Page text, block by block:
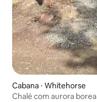
Cabana ⋅ Whitehorse
Chalé com aurora boreal